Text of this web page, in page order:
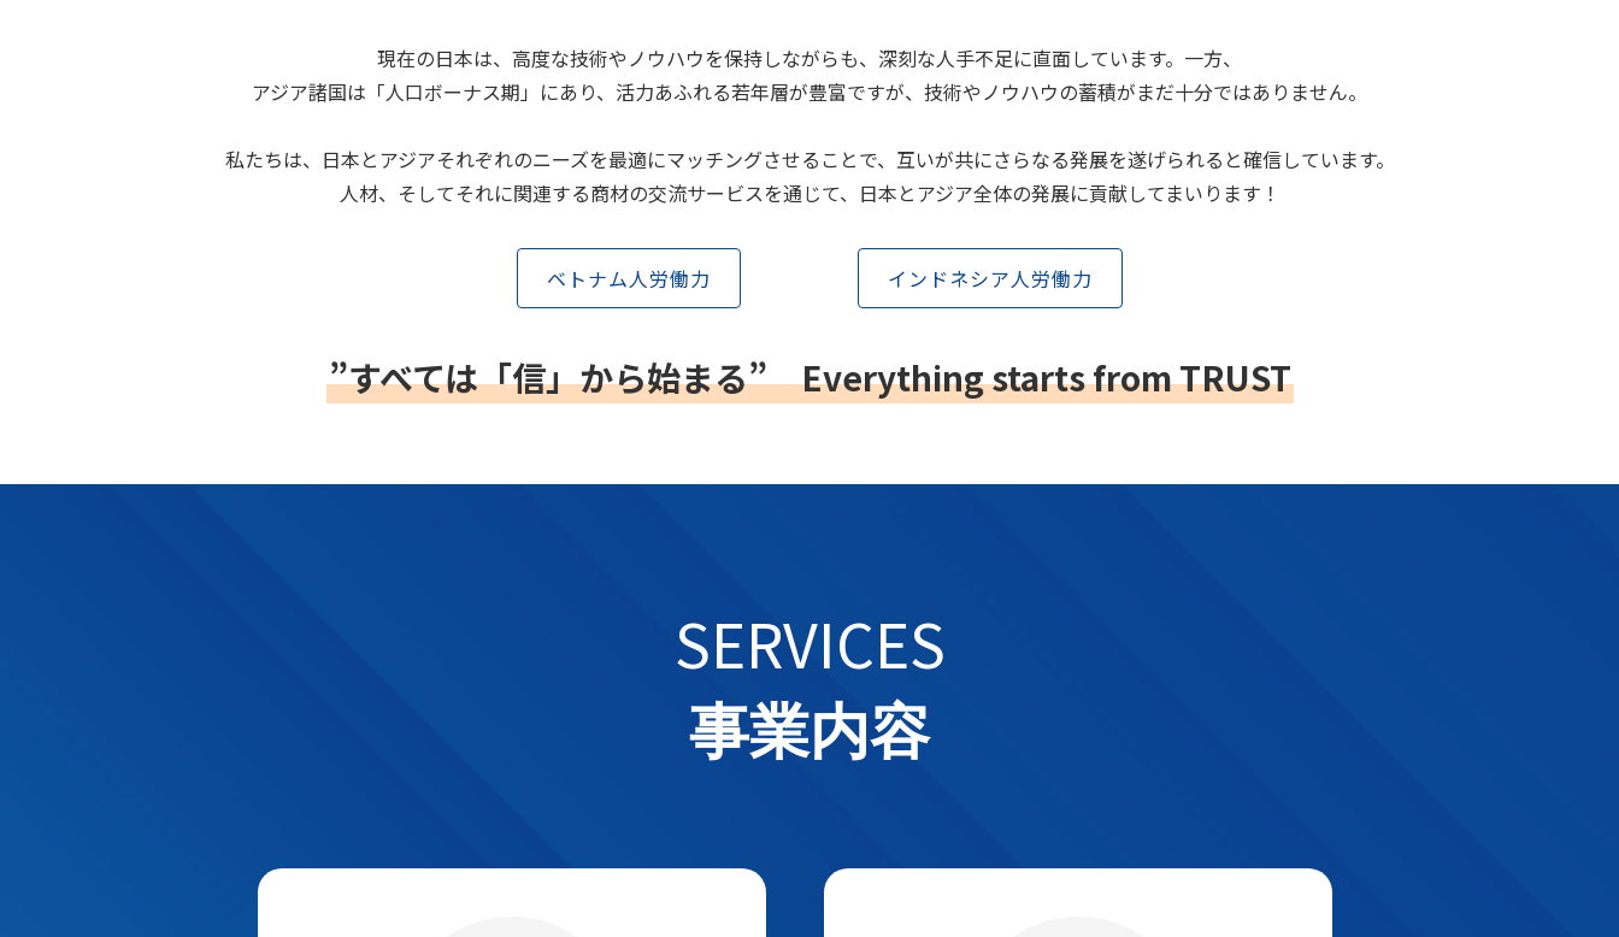
現在の日本は、高度な技術やノウハウを保持しながらも、深刻な人手不足に直面しています。一方、
アジア諸国は「人口ボーナス期」にあり、活力あふれる若年層が豊富ですが、技術やノウハウの蓄積がまだ十分ではありません。
私たちは、日本とアジアそれぞれのニーズを最適にマッチングさせることで、互いが共にさらなる発展を遂げられると確信しています。
人材、そしてそれに関連する商材の交流サービスを通じて、日本とアジア全体の発展に貢献してまいります！
ベトナム人労働力 インドネシア人労働力
”すべては「信」から始まる”Everything starts from TRUST
SERVICES
事業内容